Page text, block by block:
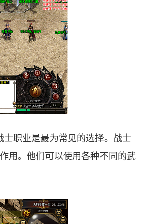
士职业是最为常见的选择。战士
用。他们可以使用各种不同的武